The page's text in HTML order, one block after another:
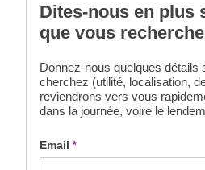
Dites-nous en plus
que vous
Donnez-nous quelques détails
cherchez (utilité, localisation,
reviendrons vers vous
dans la journée, voire le
Email *